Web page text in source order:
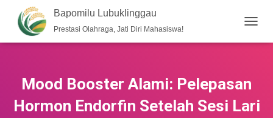
Bapomilu Lubuklinggau
Prestasi Olahraga, Jati Diri Mahasiswa!
O
E
A
Mood Booster Alami: Pelepasan
Hormon Endorfin Setelah Sesi Lari